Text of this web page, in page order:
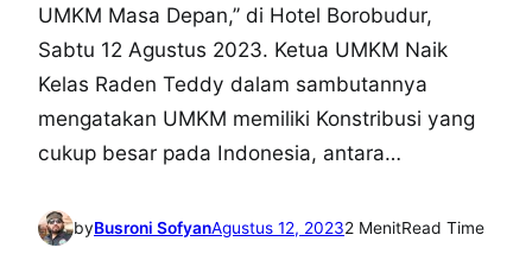
UMKM Masa Depan,’’ di Hotel Borobudur,
Sabtu 12 Agustus 2023. Ketua UMKM Naik
Kelas Raden Teddy dalam sambutannya
mengatakan UMKM memiliki Konstribusi yang
cukup besar pada Indonesia, antara…
byBusroni SofyanAgustus 12, 20232 MenitRead Time